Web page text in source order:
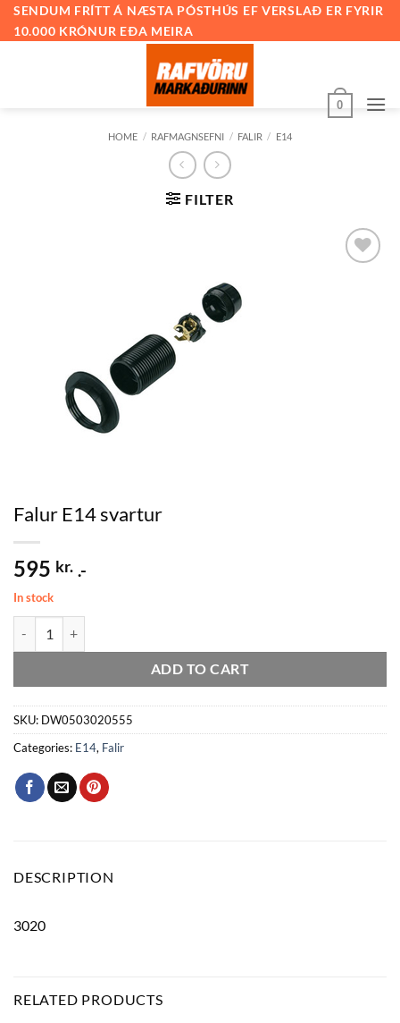
SkipSENDUM FRÍTT Á NÆSTA PÓSTHÚS EF VERSLAÐ ER FYRIR
10.000 KRÓNUR EÐA MEIRA
0
HOME / RAFMAGNSEFNI / FALIR / E14
FILTER
Falur E14 svartur
595 kr. .-
In stock
ADD TO CART
SKU: DW0503020555
Categories: E14, Falir
DESCRIPTION
3020
RELATED PRODUCTS